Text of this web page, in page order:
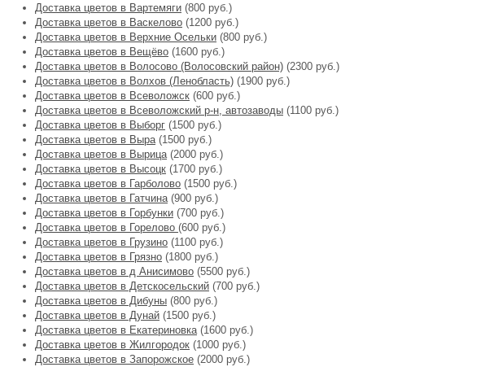
Доставка цветов в Вартемяги (800 руб.)
Доставка цветов в Васкелово (1200 руб.)
Доставка цветов в Верхние Осельки (800 руб.)
Доставка цветов в Вещёво (1600 руб.)
Доставка цветов в Волосово (Волосовский район) (2300 руб.)
Доставка цветов в Волхов (Ленобласть) (1900 руб.)
Доставка цветов в Всеволожск (600 руб.)
Доставка цветов в Всеволожский р-н, автозаводы (1100 руб.)
Доставка цветов в Выборг (1500 руб.)
Доставка цветов в Выра(1500 руб.)
Доставка цветов в Вырица(2000 руб.)
Доставка цветов в Высоцк (1700 руб.)
Доставка цветов в Гарболово (1500 руб.)
Доставка цветов в Гатчина(900 руб.)
Доставка цветов в Горбунки (700 руб.)
Доставка цветов в Горелово (600 руб.)
Доставка цветов в Грузино (1100 руб.)
Доставка цветов в Грязно (1800 руб.)
Доставка цветов в д Анисимово (5500 руб.)
Доставка цветов в Детскосельский (700 руб.)
Доставка цветов в Дибуны (800 руб.)
Доставка цветов в Дунай (1500 руб.)
Доставка цветов в Екатериновка(1600 руб.)
Доставка цветов в Жилгородок (1000 руб.)
Доставка цветов в Запорожское (2000 руб.)